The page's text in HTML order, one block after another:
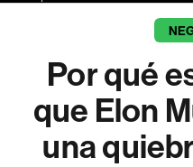
Por qué
que Elon
una